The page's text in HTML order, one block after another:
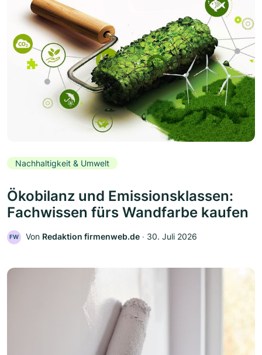
Nachhaltigkeit & Umwelt
Ökobilanz und Emissionsklassen:
Fachwissen fürs Wandfarbe kaufen
FW Von Redaktion firmenweb.de ‧ 30. Juli 2026